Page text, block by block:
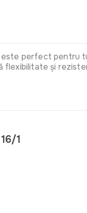
perfect pentru
flexibilitate și
1